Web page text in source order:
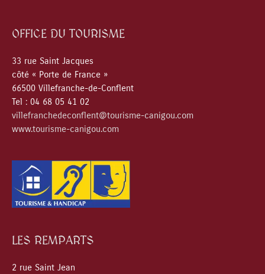
OFFICE DU TOURISME
33 rue Saint Jacques
côté « Porte de France »
66500 Villefranche-de-Conflent
Tel : 04 68 05 41 02
villefranchedeconflent@tourisme-canigou.com
www.tourisme-canigou.com
LES REMPARTS
2 rue Saint Jean